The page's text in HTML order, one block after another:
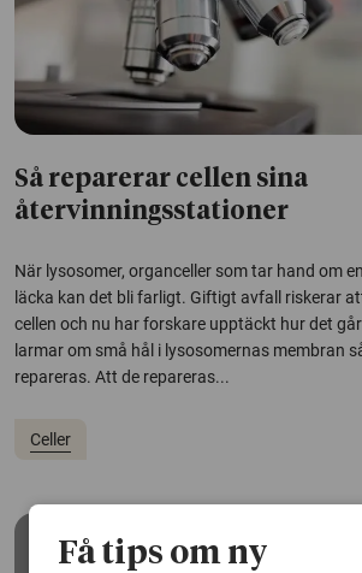
Så reparerar cellen sina
återvinningsstationer
När lysosomer, organceller som tar hand om
läcka kan det bli farligt. Giftigt avfall riskerar
cellen och nu har forskare upptäckt hur det
larmar om små hål i lysosomernas membran
repareras. Att de repareras...
Celler
Få tips om ny